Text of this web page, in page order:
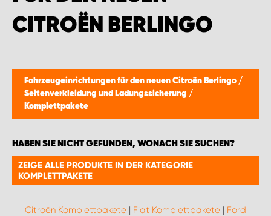
CITROËN BERLINGO
Fahrzeugeinrichtungen für den neuen Citroën Berlingo /
Seitenverkleidung und Ladungssicherung /
Komplettpakete
HABEN SIE NICHT GEFUNDEN, WONACH SIE SUCHEN?
ZEIGE ALLE PRODUKTE IN DER KATEGORIE
KOMPLETTPAKETE
Citroën Komplettpakete | Fiat Komplettpakete | Ford